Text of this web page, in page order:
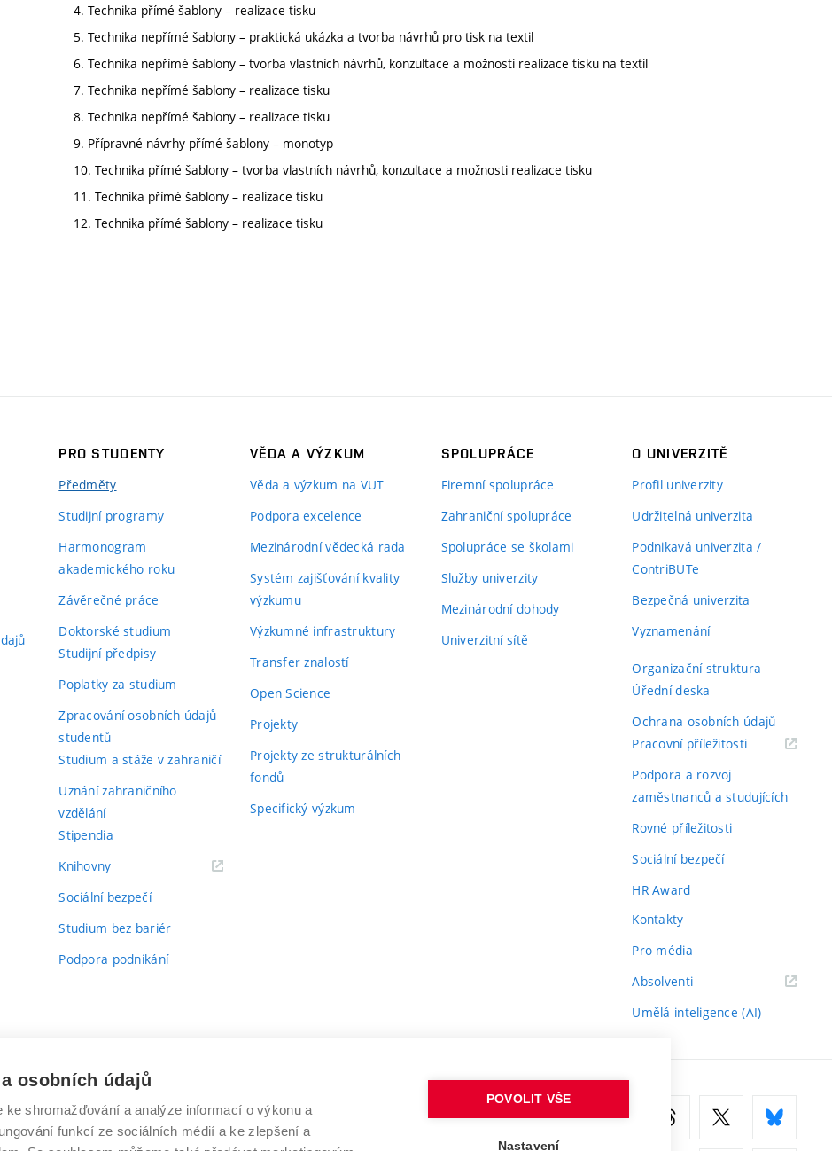
4. Technika přímé šablony – realizace tisku
5. Technika nepřímé šablony – praktická ukázka a tvorba návrhů pro tisk na textil
6. Technika nepřímé šablony – tvorba vlastních návrhů, konzultace a možnosti realizace tisku na textil
7. Technika nepřímé šablony – realizace tisku
8. Technika nepřímé šablony – realizace tisku
9. Přípravné návrhy přímé šablony – monotyp
10. Technika přímé šablony – tvorba vlastních návrhů, konzultace a možnosti realizace tisku
11. Technika přímé šablony – realizace tisku
12. Technika přímé šablony – realizace tisku
PRO STUDENTY
Předměty
Studijní programy
Harmonogram
akademického roku
Závěrečné práce
Doktorské studium
Studijní předpisy
Poplatky za studium
Zpracování osobních údajů
studentů
Studium a stáže v zahraničí
Uznání zahraničního
vzdělání
Stipendia
Knihovny(externí
Sociální bezpečí
Studium bez bariér
Podpora podnikání
VĚDA A VÝZKUM
Věda a výzkum na VUT
Podpora excelence
Mezinárodní vědecká rada
Systém zajišťování kvality
výzkumu
Výzkumné infrastruktury
Transfer znalostí
Open Science
Projekty
Projekty ze strukturálních
fondů
Specifický výzkum
SPOLUPRÁCE
Firemní spolupráce
Zahraniční spolupráce
Spolupráce se školami
Služby univerzity
Mezinárodní dohody
Univerzitní sítě
O UNIVERZITĚ
Profil univerzity
Udržitelná univerzita
Podnikavá univerzita /
ContriBUTe
Bezpečná univerzita
Vyznamenání
Organizační struktura
Úřední deska
Ochrana osobních údajů
Pracovní příležitosti(externí
Podpora a rozvoj
zaměstnanců a studujících
Rovné příležitosti
Sociální bezpečí
HR Award
Kontakty
Pro média
Absolventi(externí
Umělá inteligence (AI)
VYSOKÉ UČENÍ TECHNICKÉ V BRNĚ
Antonínská 548/1
www.vut.cz
osobních údajů
ke shromažďování a analýze informací o výkonu a
funkcí ze sociálních médií a ke zlepšení a
POVOLIT VŠE
Nastavení